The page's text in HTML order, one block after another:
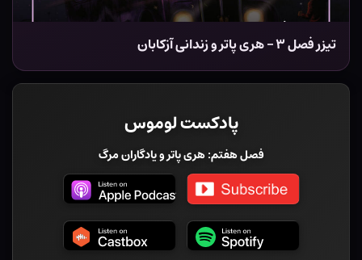
تیزر فصل ۳ – هری پاتر و زندانی آزکابان
پادکست لوموس
فصل هفتم: هری پاتر و یادگاران مرگ